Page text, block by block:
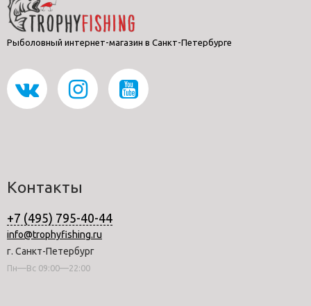
Рыболовный интернет-магазин в Санкт-Петербурге
Контакты
+7 (495) 795-40-44
info@trophyfishing.ru
г. Санкт-Петербург
Пн—Вс 09:00—22:00